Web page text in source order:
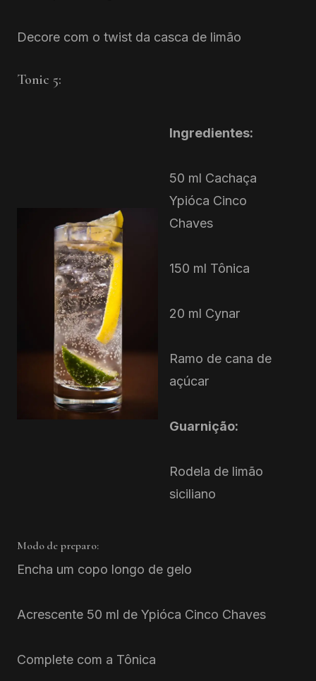
Decore com o twist da casca de limão
Tonic 5:
Ingredientes:
50 ml Cachaça
Ypióca Cinco
Chaves
150 ml Tônica
20 ml Cynar
Ramo de cana de
açúcar
Guarnição:
Rodela de limão
siciliano
Modo de preparo:
Encha um copo longo de gelo
Acrescente 50 ml de Ypióca Cinco Chaves
Complete com a Tônica